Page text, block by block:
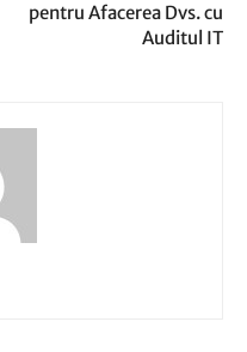
pentru Afacerea Dvs. cu
Auditul IT